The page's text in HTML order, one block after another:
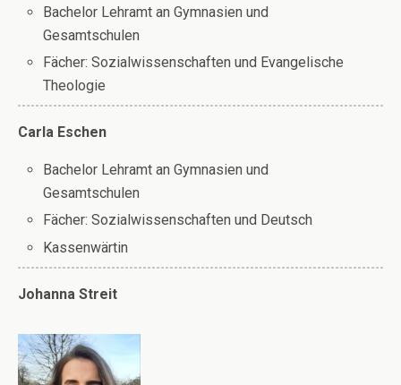
Bachelor Lehramt an Gymnasien und
Gesamtschulen
Fächer: Sozialwissenschaften und Evangelische
Theologie
Carla Eschen
Bachelor Lehramt an Gymnasien und
Gesamtschulen
Fächer: Sozialwissenschaften und Deutsch
Kassenwärtin
Johanna Streit